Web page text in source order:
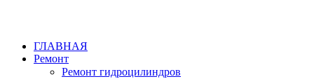
ГЛАВНАЯ
Ремонт
Ремонт гидроцилиндров